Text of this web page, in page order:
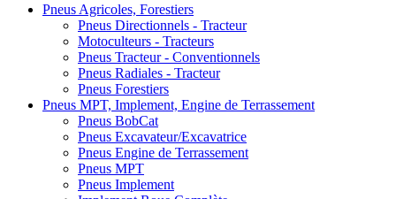
Pneus Agricoles, Forestiers
Pneus Directionnels - Tracteur
Motoculteurs - Tracteurs
Pneus Tracteur - Conventionnels
Pneus Radiales - Tracteur
Pneus Forestiers
Pneus MPT, Implement, Engine de Terrassement
Pneus BobCat
Pneus Excavateur/Excavatrice
Pneus Engine de Terrassement
Pneus MPT
Pneus Implement